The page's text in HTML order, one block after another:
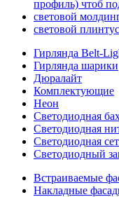
профиль) чтоб
световой
световой
Гирлянда Belt-
Гирлянда шарики
Дюралайт
Комплектующие
Неон
Светодиодная
Светодиодная
Светодиодная
Светодиодный
Встраиваемые
Накладные